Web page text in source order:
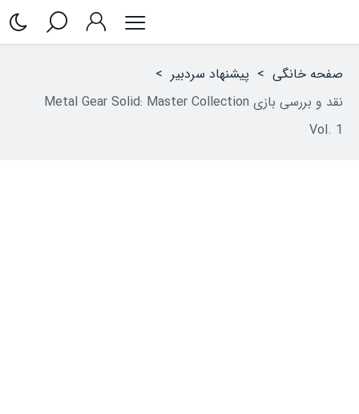
صفحه خانگی > پیشنهاد سردبیر >
نقد و بررسی بازی Metal Gear Solid: Master Collection
Vol. 1